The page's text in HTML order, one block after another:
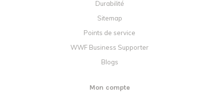
Durabilité
Sitemap
Points de service
WWF Business Supporter
Blogs
Mon compte